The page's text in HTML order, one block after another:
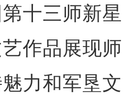
十三师新星
作品展现师
力和军垦文